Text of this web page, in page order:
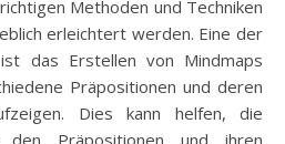
Methoden und Techniken
erleichtert werden. Eine der
das Erstellen von Mindmaps
Präpositionen und deren
Dies kann helfen, die
den Präpositionen und ihren